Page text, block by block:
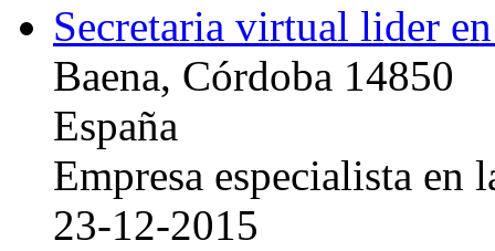
Secretaria virtual lider
Baena, Córdoba 14850
España
Empresa especialista en
23-12-2015